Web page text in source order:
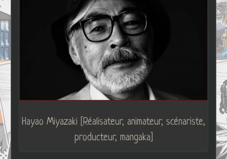
Hayao Miyazaki [Réalisateur, animateur, scénariste,
producteur, mangaka]